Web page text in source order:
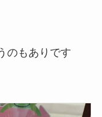
のもありです